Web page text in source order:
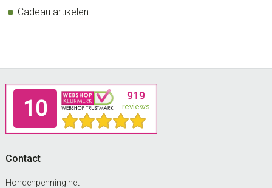
Cadeau artikelen
Footer
Contact
Hondenpenning.net